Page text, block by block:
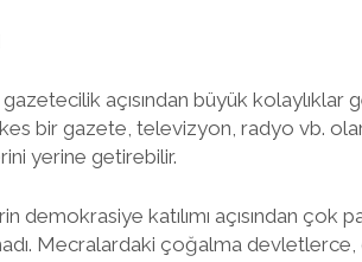
açısından büyük kolaylıklar
bir gazete, televizyon, radyo vb.
yerine getirebilir.
demokrasiye katılımı açısından çok
Mecralardaki çoğalma devletlerce,